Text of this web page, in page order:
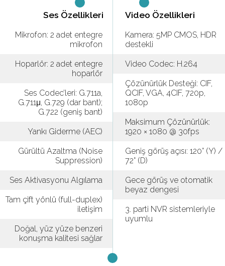
Ses Özellikleri
Mikrofon: 2 adet entegre
mikrofon
Hoparlör: 2 adet entegre
hoparlör
Ses Codec’leri: G.711a,
G.711μ, G.729 (dar bant);
G.722 (geniş bant)
Yankı Giderme (AEC)
Gürültü Azaltma (Noise
Suppression)
Ses Aktivasyonu Algılama
Tam çift yönlü (full-duplex)
iletişim
Doğal, yüz yüze benzeri
konuşma kalitesi sağlar
Video Özellikleri
Kamera: 5MP CMOS, HDR
destekli
Video Codec: H.264
Çözünürlük Desteği: CIF,
QCIF, VGA, 4CIF, 720p,
1080p
Maksimum Çözünürlük:
1920 × 1080 @ 30fps
Geniş görüş açısı: 120° (Y) /
72° (D)
Gece görüş ve otomatik
beyaz dengesi
3. parti NVR sistemleriyle
uyumlu